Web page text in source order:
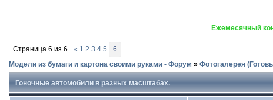
Ежемесячный
Страница 6 из 6 « 1 2 3 4 5
6
Модели из бумаги и картона своими руками - Форум » Фотогалерея
Гоночные автомобили в разных масштабах.